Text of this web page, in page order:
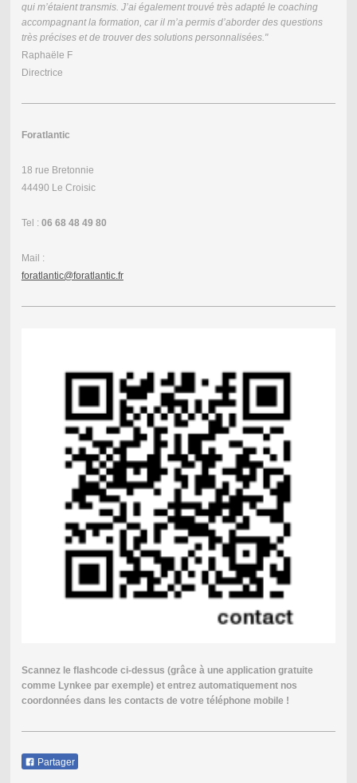
qui m’étaient transmis. J’ai également trouvé très adapté le coaching
accompagnant la formation, car il m’a permis d’aborder des questions
très précises et de trouver des solutions personnalisées."
Raphaële F
Directrice
Foratlantic
18 rue Bretonnie
44490 Le Croisic
Tel : 06 68 48 49 80
Mail :
foratlantic@foratlantic.fr
Scannez le flashcode ci-dessus (grâce à une application gratuite
comme Lynkee par exemple) et entrez automatiquement nos
coordonnées dans les contacts de votre téléphone mobile !
Partager